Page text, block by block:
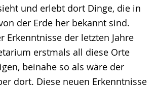
und erlebt dort Dinge, die in
der Erde her bekannt sind.
Erkenntnisse der letzten Jahre
erstmals all diese Orte
beinahe so als wäre der
dort. Diese neuen Erkenntnisse